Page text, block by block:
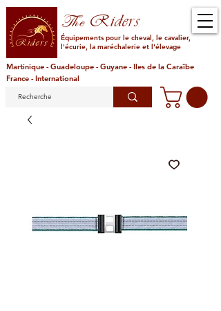
TheRiders
Équipements pour le cheval, le cavalier,
l'écurie, la maréchalerie et l'élevage
Martinique - Guadeloupe - Guyane - Iles de la Caraïbe
France - International